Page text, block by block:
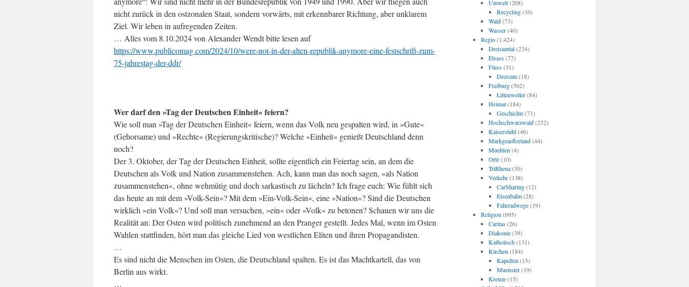
nicht zurück in den ostzonalen Staat, sondern vorwärts, mit erkennbarer Richtung, aber unklarem
Ziel. Wir leben in aufregenden Zeiten.
… Alles vom 8.10.2024 von Alexander Wendt bitte lesen auf
https://www.publicomag.com/2024/10/were-not-in-der-alten-republik-anymore-eine-festschrift-zum-
75-jahrestag-der-ddr/
Wer darf den »Tag der Deutschen Einheit« feiern?
Wie soll man »Tag der Deutschen Einheit« feiern, wenn das Volk neu gespalten wird, in »Gute«
(Gehorsame) und »Rechte« (Regierungskritische)? Welche »Einheit« genießt Deutschland denn
noch?
Der 3. Oktober, der Tag der Deutschen Einheit, sollte eigentlich ein Feiertag sein, an dem die
Deutschen als Volk und Nation zusammenstehen. Ach, kann man das noch sagen, »als Nation
zusammenstehen«, ohne wehmütig und doch sarkastisch zu lächeln? Ich frage euch: Wie fühlt sich
das heute an mit dem »Volk-Sein«? Mit dem »Ein-Volk-Sein«, eine »Nation«? Sind die Deutschen
wirklich »ein Volk«? Und soll man versuchen, »ein« oder »Volk« zu betonen? Schauen wir uns die
Realität an: Der Osten wird politisch zunehmend an den Pranger gestellt. Jedes Mal, wenn im Osten
Wahlen stattfinden, hört man das gleiche Lied von westlichen Eliten und ihren Propagandisten.
…
Es sind nicht die Menschen im Osten, die Deutschland spalten. Es ist das Machtkartell, das von
Berlin aus wirkt.
…
Umwelt(208)
Recycling(10)
Wald(73)
Wasser(40)
Regio(1.424)
Dreisamtal(234)
Elsass(77)
Fluss(31)
Dreisam(18)
Freiburg(502)
Littenweiler(84)
Heimat(184)
Geschichte(71)
Hochschwarzwald(232)
Kaiserstuhl(46)
Markgraeflerland(44)
Muehlen (4)
Orte(10)
TriRhena(30)
Verkehr(138)
CarSharing(12)
Eisenbahn (28)
Fahrradwege(19)
Religion (695)
Caritas(26)
Diakonie(39)
Katholisch(131)
Kirchen (184)
Kapellen (15)
Muenster(19)
Kreuze(15)